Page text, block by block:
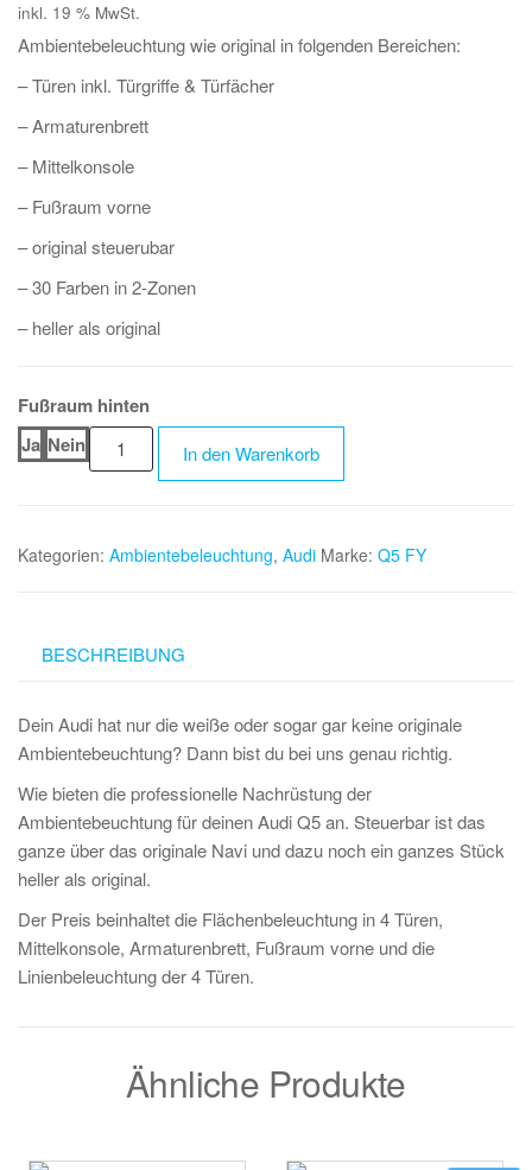
inkl. 19 % MwSt.
Ambientebeleuchtung wie original in folgenden Bereichen:
– Türen inkl. Türgriffe & Türfächer
– Armaturenbrett
– Mittelkonsole
– Fußraum vorne
– original steuerubar
– 30 Farben in 2-Zonen
– heller als original
Fußraum hinten
Ja Nein Audi
Q5
inkl.
In den Warenkorb
Kategorien: Ambientebeleuchtung, Audi Marke: Q5 FY
BESCHREIBUNG
Dein Audi hat nur die weiße oder sogar gar keine originale
Ambientebeuchtung? Dann bist du bei uns genau richtig.
Wie bieten die professionelle Nachrüstung der
Ambientebeuchtung für deinen Audi Q5 an. Steuerbar ist das
ganze über das originale Navi und dazu noch ein ganzes Stück
heller als original.
Der Preis beinhaltet die Flächenbeleuchtung in 4 Türen,
Mittelkonsole, Armaturenbrett, Fußraum vorne und die
Linienbeleuchtung der 4 Türen.
Ähnliche Produkte